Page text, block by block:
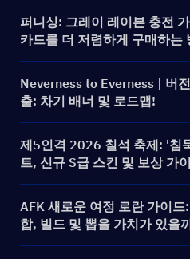
퍼니싱: 그레이 레이븐 충전
카드를 더 저렴하게 구매하는
Neverness to Everness | 버
출: 차기 배너 및 로드맵!
제5인격 2026 칠석 축제: '침
트, 신규 S급 스킨 및 보상 가
AFK 새로운 여정 로란 가이
합, 빌드 및 뽑을 가치가 있을